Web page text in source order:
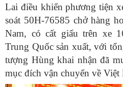
Lai điều khiển phương tiện
soát 50H-76585 chở hàng
Nam, có cất giấu trên xe
Trung Quốc sản xuất, với
tượng Hùng khai nhận đã
mục đích vận chuyển về